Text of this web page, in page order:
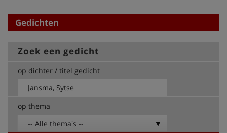
Gedichten
Zoek een gedicht
op dichter / titel gedicht
op thema
-- Alle thema's --